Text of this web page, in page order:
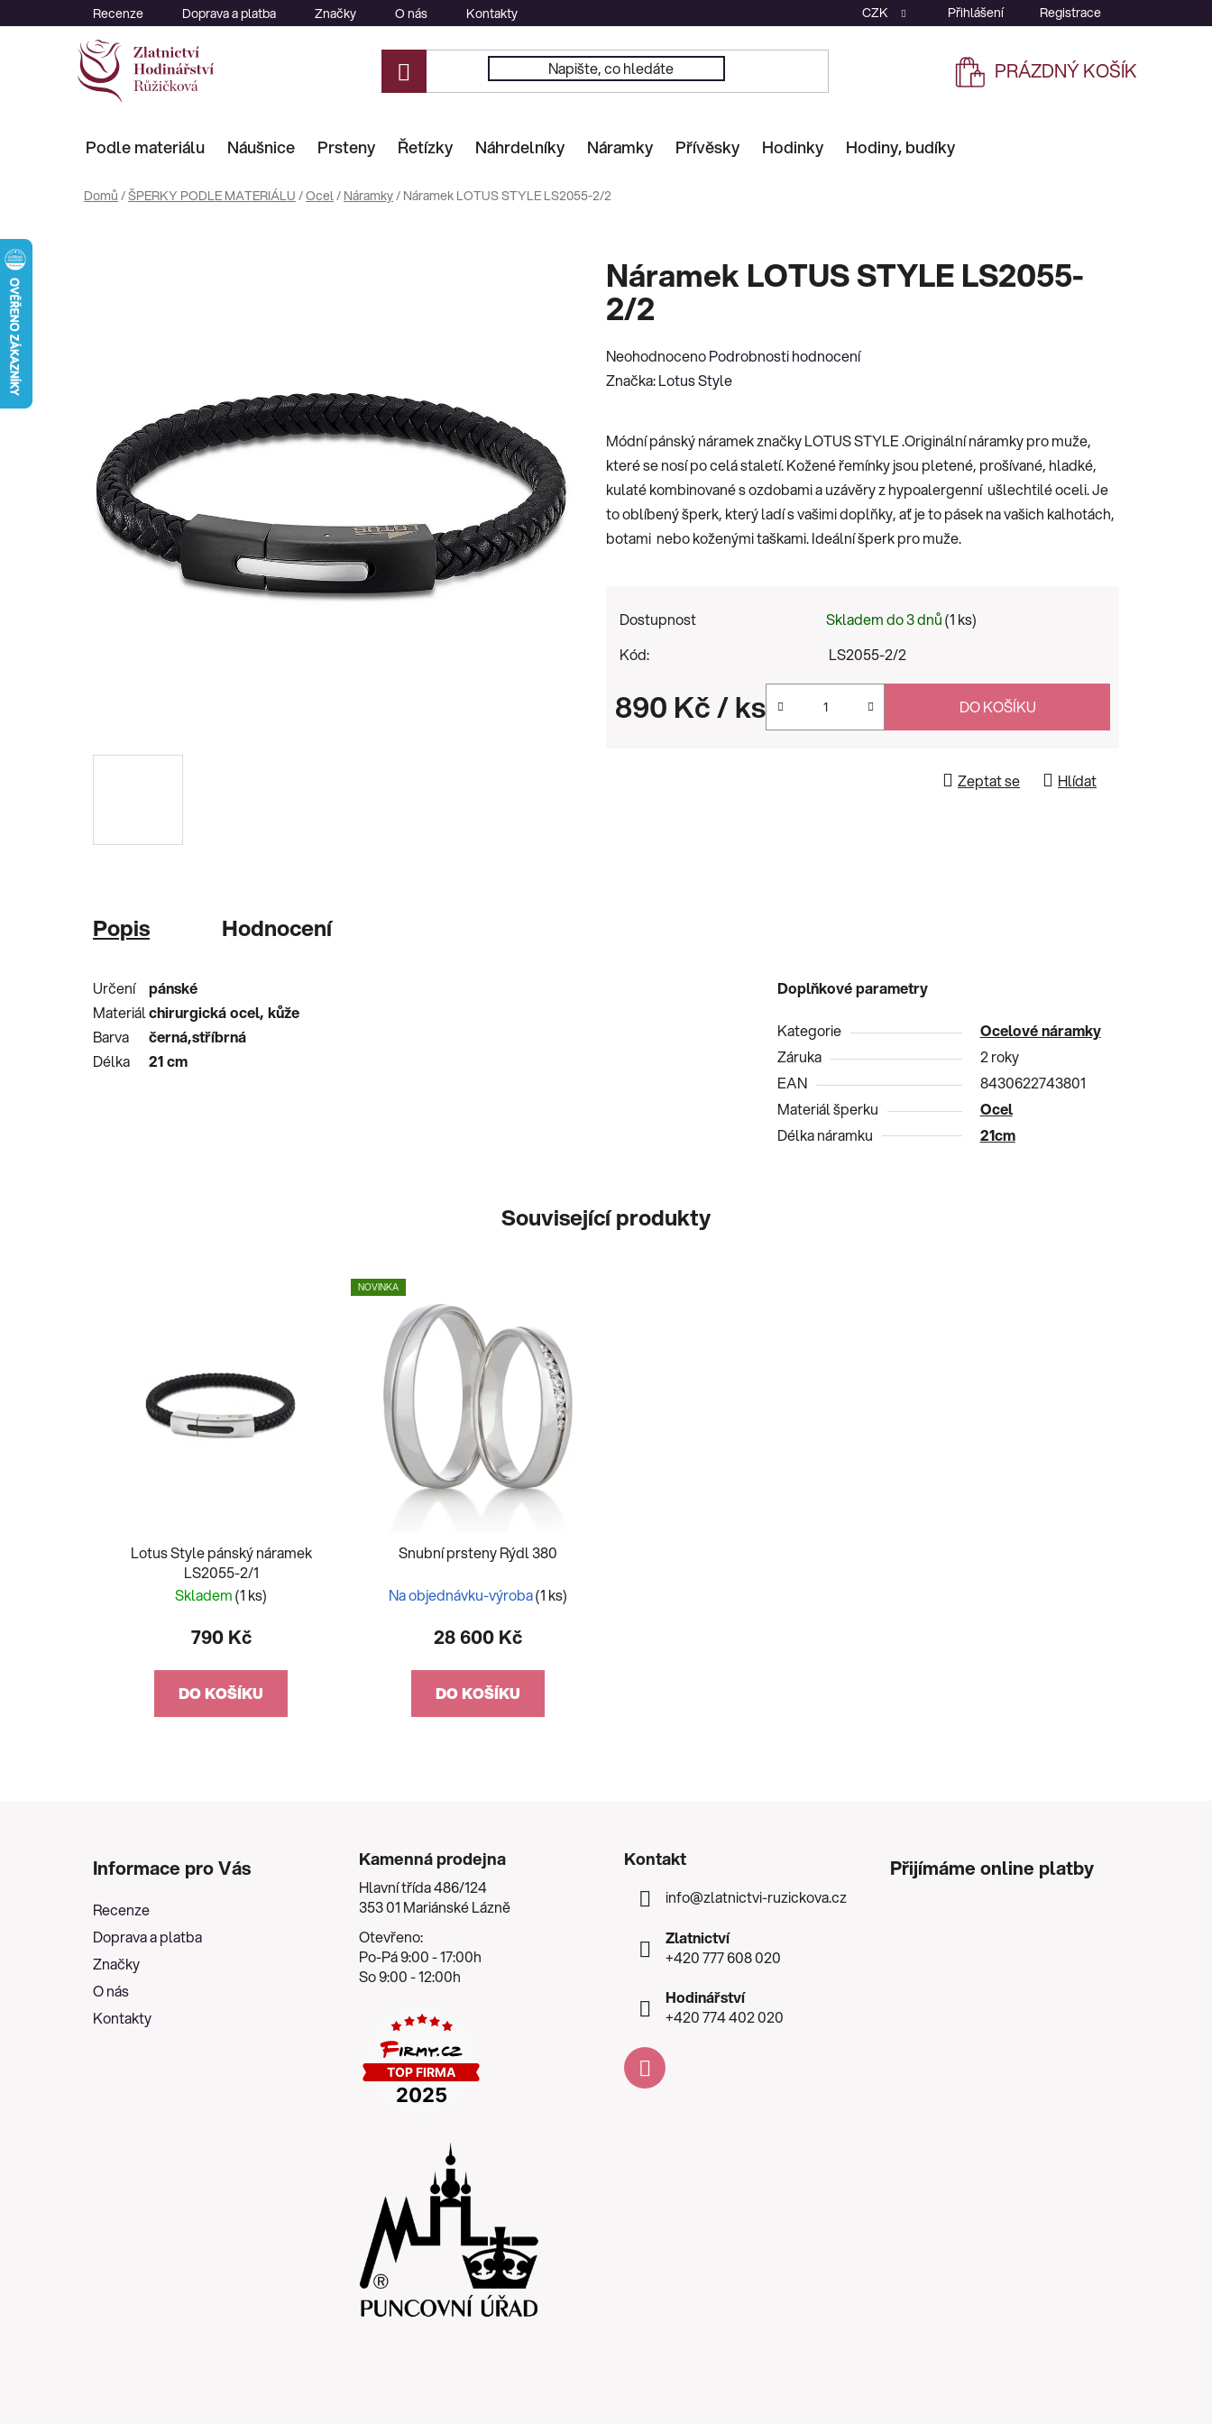
na
Recenze Doprava a platba Značky O nás Kontakty CZK Přihlášení Registrace
NÁKUPNÍ
PRÁZDNÝ KOŠÍK
Podle materiálu Náušnice Prsteny Řetízky Náhrdelníky Náramky Přívěsky Hodinky Hodiny, budíky
Domů /ŠPERKY PODLE MATERIÁLU /Ocel/ Náramky/ Náramek LOTUS STYLE LS2055-2/2
Náramek LOTUS STYLE LS2055-
2/2
Průměrné
hodnocení
0,0
z
5
hvězdiček.
NeohodnocenoPodrobnosti hodnocení
Značka:Lotus Style
Módní pánský náramek značky LOTUS STYLE .Originální náramky pro muže,
které se nosí po celá staletí. Kožené řemínky jsou pletené, prošívané, hladké,
kulaté kombinované s ozdobami a uzávěry z hypoalergenní ušlechtilé oceli. Je
to oblíbený šperk, který ladí s vašimi doplňky, ať je to pásek na vašich kalhotách,
botami nebo koženými taškami. Ideální šperk pro muže.
Dostupnost Skladem do 3 dnů(1 ks)
Kód:
LS2055-2/2
890 Kč/ ks DO KOŠÍKU
Zeptat se Hlídat
Popis Hodnocení
Určení
pánské
Materiálchirurgická ocel, kůže
Barva
černá,stříbrná
Délka
21 cm
Doplňkové parametry
Kategorie
Ocelové náramky
Záruka
2 roky
EAN
8430622743801
Materiál šperku
Ocel
Délka náramku
21cm
Související produkty
Lotus Style pánský náramek
LS2055-2/1
Skladem(1 ks)
790 Kč
DO KOŠÍKU
NOVINKA
Snubní prsteny Rýdl 380
Na objednávku-výroba(1 ks)
28 600 Kč
DO KOŠÍKU
Informace pro Vás
Recenze
Doprava a platba
Značky
O nás
Kontakty
Kamenná prodejna
Hlavní třída 486/124
353 01 Mariánské Lázně
Otevřeno:
Po-Pá 9:00 - 17:00h
So 9:00 - 12:00h
Kontakt
info@zlatnictvi-ruzickova.cz
Zlatnictví
+420 777 608 020
Hodinářství
+420 774 402 020
Přijímáme online platby